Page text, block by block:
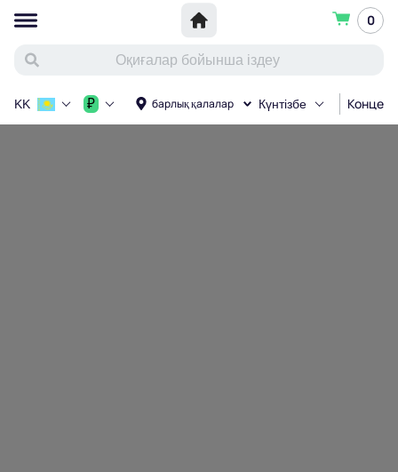
0
барлық қалалар Күнтізбе Концерт
KK ₽